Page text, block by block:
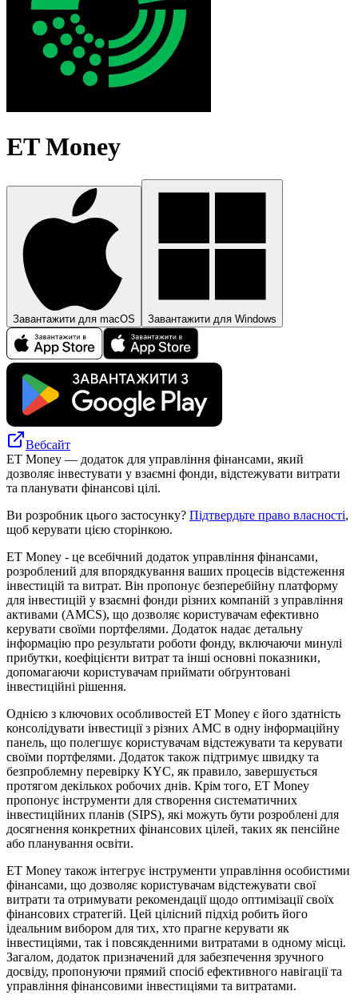
ET Money
Завантажити для macOS Завантажити для Windows
Вебсайт
ET Money — додаток для управління фінансами, який
дозволяє інвестувати у взаємні фонди, відстежувати витрати
та планувати фінансові цілі.
Ви розробник цього застосунку? Підтвердьте право власності,
щоб керувати цією сторінкою.
ET Money - це всебічний додаток управління фінансами,
розроблений для впорядкування ваших процесів відстеження
інвестицій та витрат. Він пропонує безперебійну платформу
для інвестицій у взаємні фонди різних компаній з управління
активами (AMCS), що дозволяє користувачам ефективно
керувати своїми портфелями. Додаток надає детальну
інформацію про результати роботи фонду, включаючи минулі
прибутки, коефіцієнти витрат та інші основні показники,
допомагаючи користувачам приймати обґрунтовані
інвестиційні рішення.
Однією з ключових особливостей ET Money є його здатність
консолідувати інвестиції з різних AMC в одну інформаційну
панель, що полегшує користувачам відстежувати та керувати
своїми портфелями. Додаток також підтримує швидку та
безпроблемну перевірку KYC, як правило, завершується
протягом декількох робочих днів. Крім того, ET Money
пропонує інструменти для створення систематичних
інвестиційних планів (SIPS), які можуть бути розроблені для
досягнення конкретних фінансових цілей, таких як пенсійне
або планування освіти.
ET Money також інтегрує інструменти управління особистими
фінансами, що дозволяє користувачам відстежувати свої
витрати та отримувати рекомендації щодо оптимізації своїх
фінансових стратегій. Цей цілісний підхід робить його
ідеальним вибором для тих, хто прагне керувати як
інвестиціями, так і повсякденними витратами в одному місці.
Загалом, додаток призначений для забезпечення зручного
досвіду, пропонуючи прямий спосіб ефективного навігації та
управління фінансовими інвестиціями та витратами.